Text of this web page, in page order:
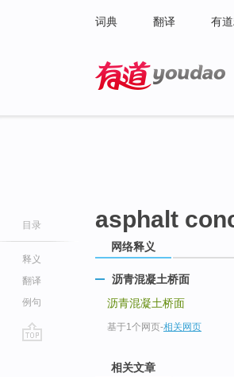
词典 翻译 有
目录
释义
翻译
例句
asphalt
网络释义
沥青混凝土桥面
沥青混凝土桥面
基于1个网页-相关网页
相关文章